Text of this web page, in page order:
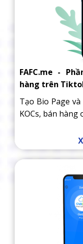
Tạo Bio Page
KOCs, bán hàng
FAFC.me -
hàng trên